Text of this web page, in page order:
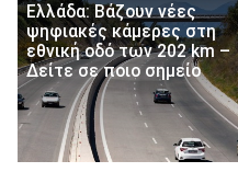
Ελλάδα: Βάζουν νέες
ψηφιακές κάμερες στη
εθνική οδό των 202 km –
Δείτε σε ποιο σημείο